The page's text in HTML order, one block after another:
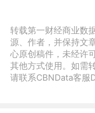
转载第一财经商业数
源、作者，并保持文
心原创稿件，未经许
其他方式使用。如需
请联系CBNData客服